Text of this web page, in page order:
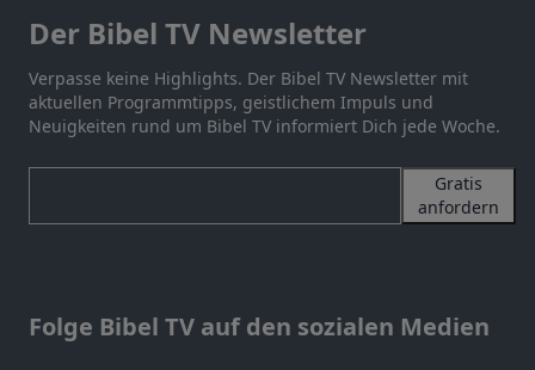
Der Bibel TV Newsletter
Verpasse keine Highlights. Der Bibel TV Newsletter mit
aktuellen Programmtipps, geistlichem Impuls und
Neuigkeiten rund um Bibel TV informiert Dich jede Woche.
Gratis
anfordern
Folge Bibel TV auf den sozialen Medien